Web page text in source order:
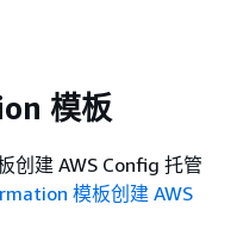
模板
创建 AWS Config 托管
模板创建 AWS